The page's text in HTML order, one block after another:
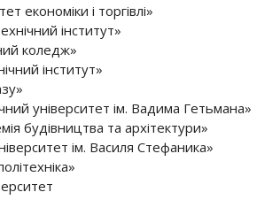
економіки і торгівлі»
інститут»
коледж»
інститут»
університет ім. Вадима Гетьмана»
будівництва та архітектури»
ім. Василя Стефаника»